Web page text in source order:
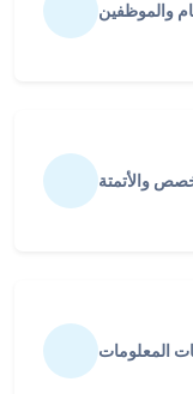
والموظفين
والأتمتة
المعلومات